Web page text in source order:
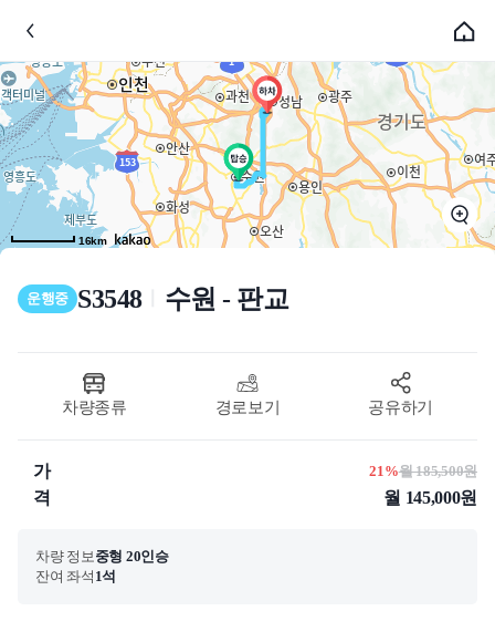
16km
운행중 S3548ㅣ 수원 - 판교
차량종류 경로보기 공유하기
가
격
21%월 185,500원
월 145,000원
차량 정보중형 20인승
잔여 좌석 1석